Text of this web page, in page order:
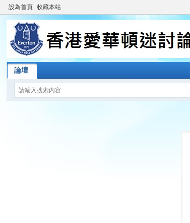
設為首頁 收藏本站
論壇